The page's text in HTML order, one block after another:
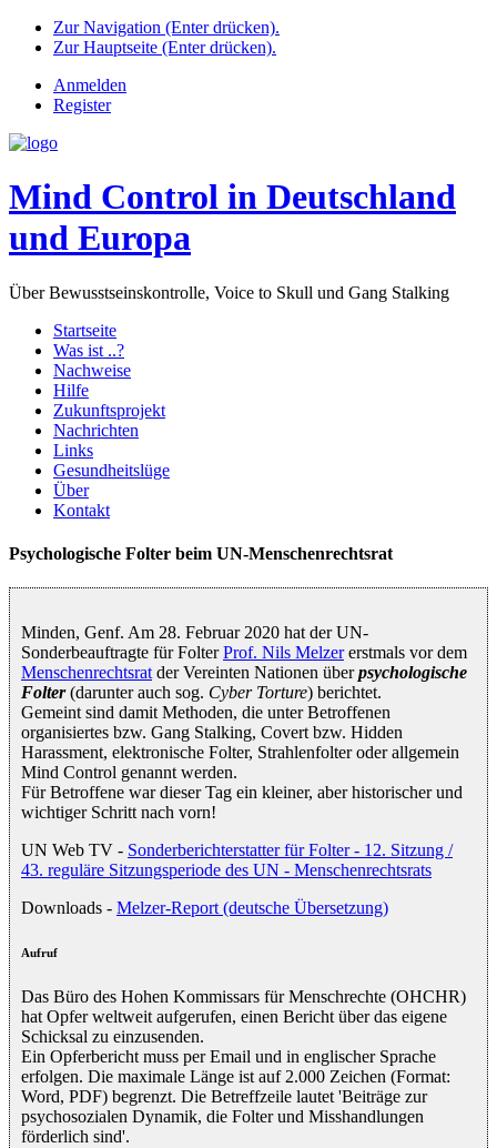
Zur Navigation (Enter drücken).
Zur Hauptseite (Enter drücken).
Anmelden
Register
Mind Control in Deutschland
und Europa
Über Bewusstseinskontrolle, Voice to Skull und Gang Stalking
Startseite
Was ist ..?
Nachweise
Hilfe
Zukunftsprojekt
Nachrichten
Links
Gesundheitslüge
Über
Kontakt
Psychologische Folter beim UN-Menschenrechtsrat
Minden, Genf. Am 28. Februar 2020 hat der UN-
Sonderbeauftragte für FolterProf. Nils Melzererstmals vor dem
Menschenrechtsratder Vereinten Nationen überpsychologische
Folter(darunter auch sog. Cyber Torture) berichtet.
Gemeint sind damit Methoden, die unter Betroffenen
organisiertes bzw. Gang Stalking, Covert bzw. Hidden
Harassment, elektronische Folter, Strahlenfolter oder allgemein
Mind Control genannt werden.
Für Betroffene war dieser Tag ein kleiner, aber historischer und
wichtiger Schritt nach vorn!
UN Web TV - Sonderberichterstatter für Folter - 12. Sitzung /
43. reguläre Sitzungsperiode des UN - Menschenrechtsrats
Downloads - Melzer-Report (deutsche Übersetzung)
Aufruf
Das Büro des Hohen Kommissars für Menschrechte (OHCHR)
hat Opfer weltweit aufgerufen, einen Bericht über das eigene
Schicksal zu einzusenden.
Ein Opferbericht muss per Email und in englischer Sprache
erfolgen. Die maximale Länge ist auf 2.000 Zeichen (Format:
Word, PDF) begrenzt. Die Betreffzeile lautet 'Beiträge zur
psychosozialen Dynamik, die Folter und Misshandlungen
förderlich sind'.